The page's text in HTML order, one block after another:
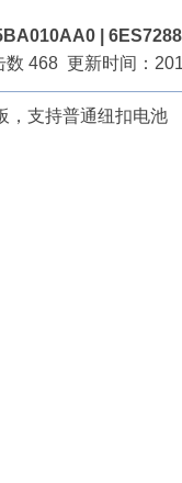
|
468 更新时间：
，支持普通纽扣电池